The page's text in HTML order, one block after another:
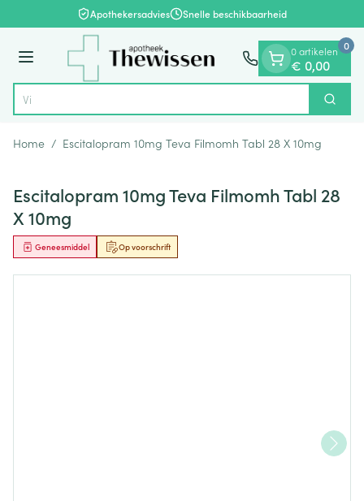
Ga naar de inhoudApothekersadvies Snelle beschikbaarheid
Menu
Product, merk, categorie... Zoek
0 artikelen
€ 0,00
0
Home / Escitalopram 10mg Teva Filmomh Tabl 28 X 10mg
Escitalopram 10mg Teva Filmomh Tabl 28
X 10mg
Op voorschrift
Geneesmiddel